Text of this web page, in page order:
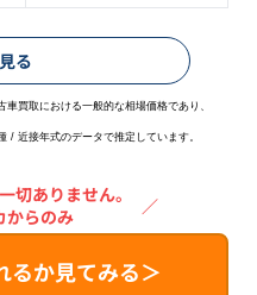
る
買取における一般的な相場価格であり、
/ 近接年式のデータで推定しています。
切ありません。
からのみ
／
るか見てみる＞